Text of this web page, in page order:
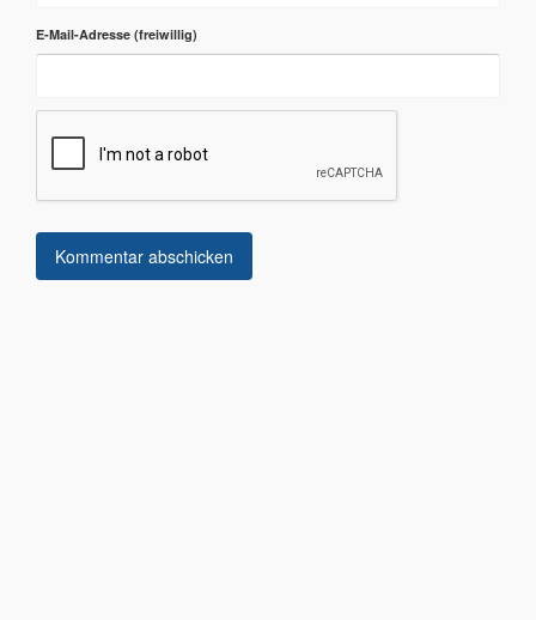
E-Mail-Adresse